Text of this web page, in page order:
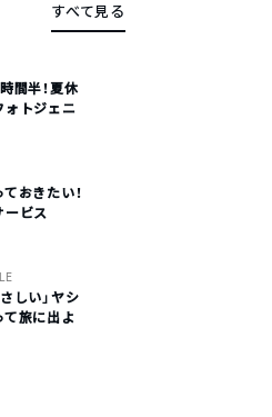
すべて見る
間半！夏休
ォトジェニ
おきたい！
ービス
しい」ヤシ
て旅に出よ